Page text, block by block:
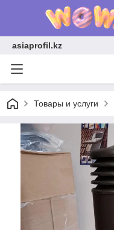
asiaprofil.kz
Товары и услуги